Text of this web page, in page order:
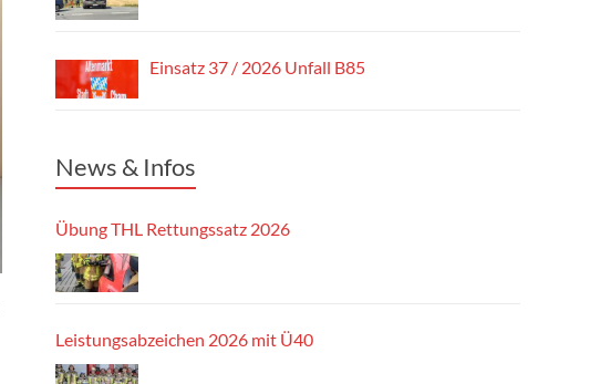
Einsatz 37 / 2026 Unfall B85
News & Infos
Übung THL Rettungssatz 2026
Leistungsabzeichen 2026 mit Ü40